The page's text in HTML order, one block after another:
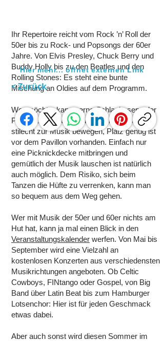
Ihr Repertoire reicht vom Rock ’n’ Roll der
50er bis zu Rock- und Popsongs der 60er
Jahre. Von Elvis Presley, Chuck Berry und
Buddy Holly bis zu den Beatles und den
Rolling Stones: Es steht eine bunte
Mischung an Oldies auf dem Programm.
Wer möchte, kann gerne Schlaghosen oder
Petticoat aus dem Keller holen und sich
stilecht zur Musik bewegen, Platz genug ist
vor dem Pavillon vorhanden. Einfach nur
eine Picknickdecke mitbringen und
gemütlich der Musik lauschen ist natürlich
auch möglich. Dem Risiko, sich beim
Tanzen die Hüfte zu verrenken, kann man
so bequem aus dem Weg gehen.
Wer mit Musik der 50er und 60er nichts am
Hut hat, kann ja mal einen Blick in den
Veranstaltungskalender werfen. Von Mai bis
September wird eine Vielzahl an
kostenlosen Konzerten aus verschiedensten
Musikrichtungen angeboten. Ob Celtic
Cowboys, FINtango oder Gospel, von Big
Band über Latin Beat bis zum Hamburger
Lotsenchor: Hier ist für jeden Geschmack
etwas dabei.
Aber auch sonst wird diesen Sommer im
Hier mehr... öffnet externen Link
< Zurück